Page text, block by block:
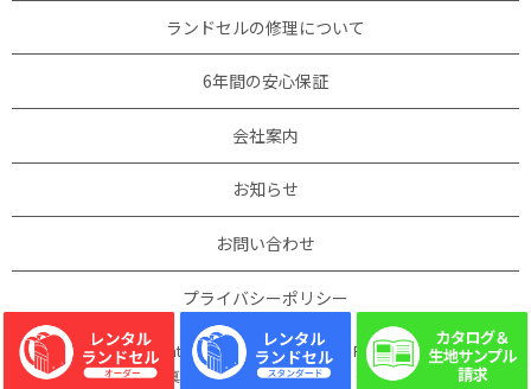
ランドセルの修理について
6年間の安心保証
会社案内
お知らせ
お問い合わせ
プライバシーポリシー
Copyright © 大林鞄製作所 All Rights Reserved.
【掲載の記事・写真・イラストなどの無断複写・転載を禁じます】